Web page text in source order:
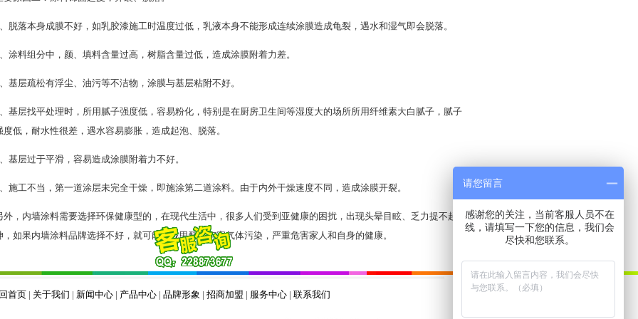
脱落本身成膜不好，如乳胶漆施工时温度过低，乳液本身不能形成连续涂膜造成龟裂，遇水和湿气即会脱落。
涂料组分中，颜、填料含量过高，树脂含量过低，造成涂膜附着力差。
基层疏松有浮尘、油污等不洁物，涂膜与基层粘附不好。
基层找平处理时，所用腻子强度低，容易粉化，特别是在厨房卫生间等湿度大的场所所用纤维素大白腻子，腻子
度低，耐水性很差，遇水容易膨胀，造成起泡、脱落。
基层过于平滑，容易造成涂膜附着力不好。
施工不当，第一道涂层未完全干燥，即施涂第二道涂料。由于内外干燥速度不同，造成涂膜开裂。
外，内墙涂料需要选择环保健康型的，在现代生活中，很多人们受到亚健康的困扰，出现头晕目眩、乏力提不起精
，如果内墙涂料品牌选择不好，就可能造成甲醛等有害气体污染，严重危害家人和自身的健康。
首页| 关于我们 | 新闻中心| 产品中心| 品牌形象 | 招商加盟 | 服务中心| 联系我们
请您留言
感谢您的关注，当前客服人员不在
线，请填写一下您的信息，我们会
尽快和您联系。